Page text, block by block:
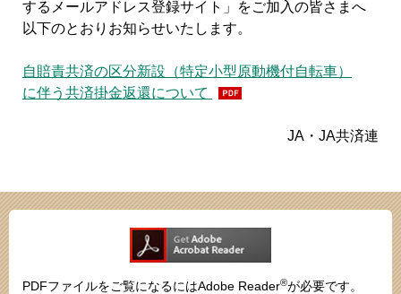
するメールアドレス登録サイト」をご加入の皆さまへ
以下のとおりお知らせいたします。
自賠責共済の区分新設（特定小型原動機付自転車）
に伴う共済掛金返還について
JA・JA共済連
PDFファイルをご覧になるにはAdobe Reader®が必要です。